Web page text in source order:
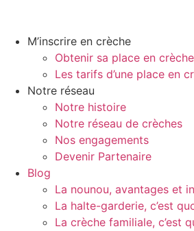
M’inscrire en crèche
Obtenir sa place en crèche
Les tarifs d’une place en
Notre réseau
Notre histoire
Notre réseau de crèches
Nos engagements
Devenir Partenaire
Blog
La nounou, avantages et
La halte-garderie, c’est
La crèche familiale, c’est